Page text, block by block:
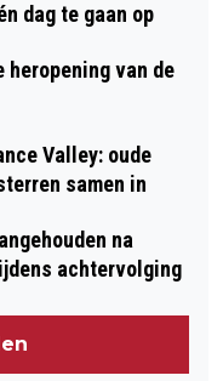
dag te gaan op
heropening van de
Valley: oude
samen in
na
achtervolging